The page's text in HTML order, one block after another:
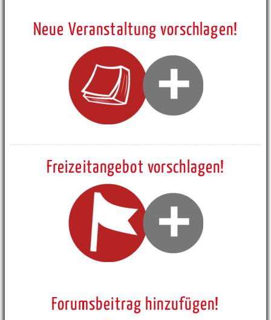
Neue Veranstaltung vorschlagen!
Freizeitangebot vorschlagen!
Forumsbeitrag hinzufügen!